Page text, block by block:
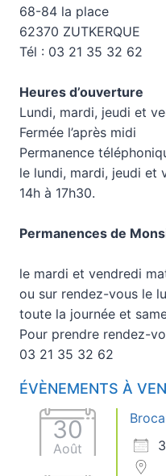
68-84 la place
62370 ZUTKERQUE
Tél : 03 21 35 32 62
Heures d’ouverture
Lundi, mardi, jeudi et
Fermée l’après midi
Permanence
le lundi, mardi, jeudi et
14h à 17h30.
Permanences de
le mardi et vendredi
ou sur rendez-vous le
toute la journée et
Pour prendre rendez-
03 21 35 32 62
ÉVÈNEMENTS À
30
Août